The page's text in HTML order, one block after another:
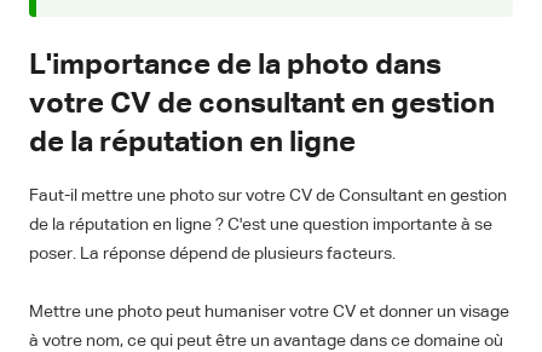
L'importance de la photo dans
votre CV de consultant en gestion
de la réputation en ligne
Faut-il mettre une photo sur votre CV de Consultant en gestion
de la réputation en ligne ? C'est une question importante à se
poser. La réponse dépend de plusieurs facteurs.
Mettre une photo peut humaniser votre CV et donner un visage
à votre nom, ce qui peut être un avantage dans ce domaine où